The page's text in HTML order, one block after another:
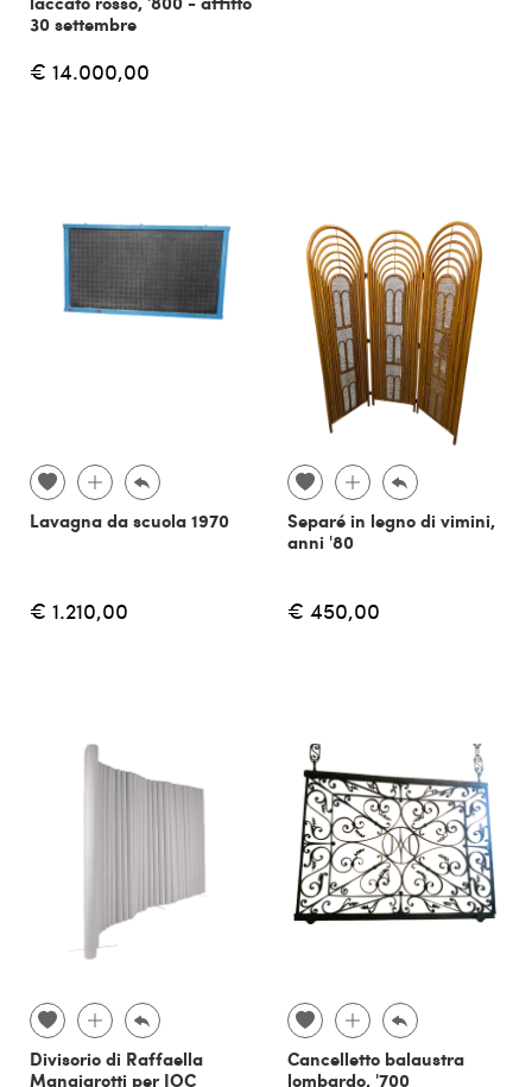
30 settembre
€ 14.000,00
Lavagna da scuola 1970
€ 1.210,00
Separé in legno di vimini,
anni '80
€ 450,00
Divisorio di Raffaella
Mangiarotti per IOC
Cancelletto balaustra
lombardo, '700